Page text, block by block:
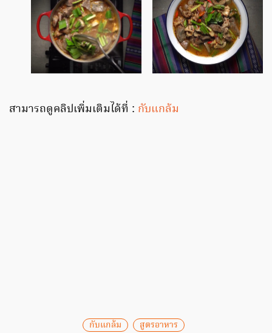
สามารถดูคลิปเพิ่มเติมได้ที่ : กับแกล้ม
กับแกล้ม สูตรอาหาร